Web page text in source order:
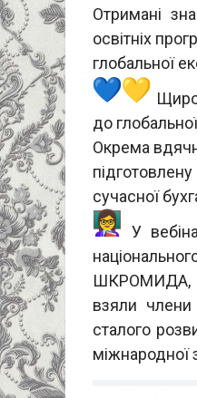
Отримані
освітніх
глобальної
до
Окрема
сучасної
У
ШКРОМИДА,
взяли члени
сталого
міжнародної